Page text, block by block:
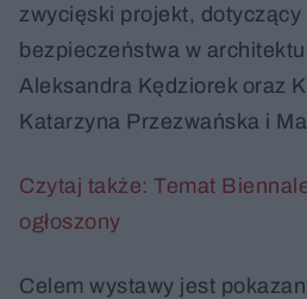
zwycięski projekt,
bezpieczeństwa w
Aleksandra Kędziorek oraz
Katarzyna Przezwańska i
Czytaj także: Temat
ogłoszony
Celem wystawy jest